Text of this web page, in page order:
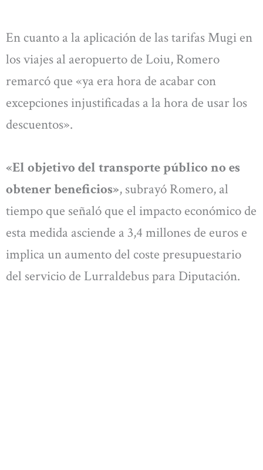
En cuanto a la aplicación de las tarifas Mugi en
los viajes al aeropuerto de Loiu, Romero
remarcó que «ya era hora de acabar con
excepciones injustificadas a la hora de usar los
descuentos».
«El objetivo del transporte público no es
obtener beneficios», subrayó Romero, al
tiempo que señaló que el impacto económico de
esta medida asciende a 3,4 millones de euros e
implica un aumento del coste presupuestario
del servicio de Lurraldebus para Diputación.